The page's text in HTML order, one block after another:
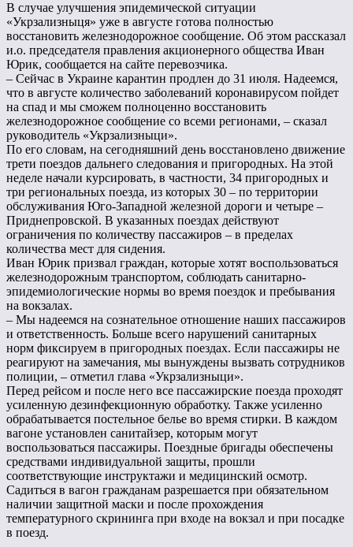
В случае улучшения эпидемической ситуации
«Укрзализныця» уже в августе готова полностью
восстановить железнодорожное сообщение. Об этом рассказал
и.о. председателя правления акционерного общества Иван
Юрик, сообщается на сайте перевозчика.
– Сейчас в Украине карантин продлен до 31 июля. Надеемся,
что в августе количество заболеваний коронавирусом пойдет
на спад и мы сможем полноценно восстановить
железнодорожное сообщение со всеми регионами, – сказал
руководитель «Укрзализныци».
По его словам, на сегодняшний день восстановлено движение
трети поездов дальнего следования и пригородных. На этой
неделе начали курсировать, в частности, 34 пригородных и
три региональных поезда, из которых 30 – по территории
обслуживания Юго-Западной железной дороги и четыре –
Приднепровской. В указанных поездах действуют
ограничения по количеству пассажиров – в пределах
количества мест для сидения.
Иван Юрик призвал граждан, которые хотят воспользоваться
железнодорожным транспортом, соблюдать санитарно-
эпидемиологические нормы во время поездок и пребывания
на вокзалах.
– Мы надеемся на сознательное отношение наших пассажиров
и ответственность. Больше всего нарушений санитарных
норм фиксируем в пригородных поездах. Если пассажиры не
реагируют на замечания, мы вынуждены вызвать сотрудников
полиции, – отметил глава «Укрзализныци».
Перед рейсом и после него все пассажирские поезда проходят
усиленную дезинфекционную обработку. Также усиленно
обрабатывается постельное белье во время стирки. В каждом
вагоне установлен санитайзер, которым могут
воспользоваться пассажиры. Поездные бригады обеспечены
средствами индивидуальной защиты, прошли
соответствующие инструктажи и медицинский осмотр.
Садиться в вагон гражданам разрешается при обязательном
наличии защитной маски и после прохождения
температурного скрининга при входе на вокзал и при посадке
в поезд.